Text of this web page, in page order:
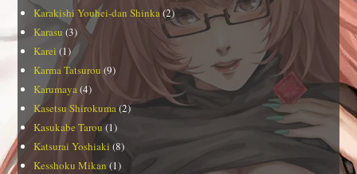
Karakishi Youhei-dan Shinka(2)
Karasu (3)
Karei (1)
Karma Tatsurou (9)
Karumaya(4)
Kasetsu Shirokuma(2)
Kasukabe Tarou (1)
Katsurai Yoshiaki (8)
Kesshoku Mikan (1)